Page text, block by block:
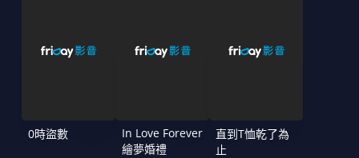
0時盜數
In Love Forever
繪夢婚禮
直到T恤乾了為
止